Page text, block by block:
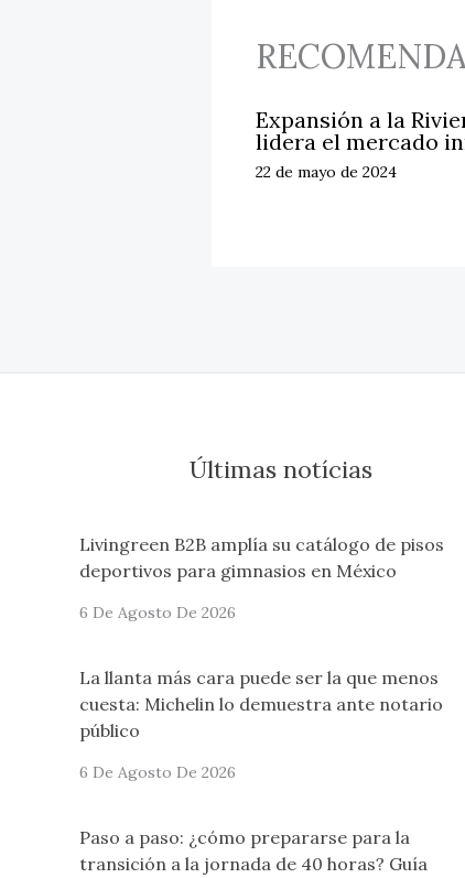
Expansión a la
lidera el mercado
22 de mayo de 2024
Últimas notícias
Livingreen B2B amplía su catálogo de pisos
deportivos para gimnasios en México
6 De Agosto De 2026
La llanta más cara puede ser la que menos
cuesta: Michelin lo demuestra ante notario
público
6 De Agosto De 2026
Paso a paso: ¿cómo prepararse para la
transición a la jornada de 40 horas? Guía